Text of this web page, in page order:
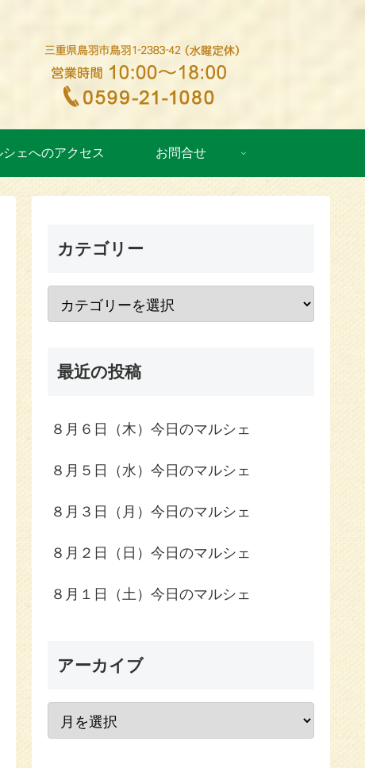
シェへのアクセス お問合せ
カテゴリー
最近の投稿
８月６日（木）今日のマルシェ
８月５日（水）今日のマルシェ
８月３日（月）今日のマルシェ
８月２日（日）今日のマルシェ
８月１日（土）今日のマルシェ
アーカイブ